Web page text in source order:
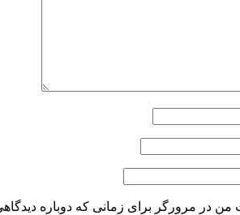
من در مرورگر برای زمانی که دوباره